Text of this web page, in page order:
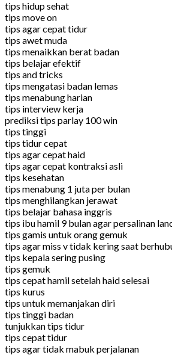
tips hidup sehat
tips move on
tips agar cepat tidur
tips awet muda
tips menaikkan berat badan
tips belajar efektif
tips and tricks
tips mengatasi badan lemas
tips menabung harian
tips interview kerja
prediksi tips parlay 100 win
tips tinggi
tips tidur cepat
tips agar cepat haid
tips agar cepat kontraksi asli
tips kesehatan
tips menabung 1 juta per bulan
tips menghilangkan jerawat
tips belajar bahasa inggris
tips ibu hamil 9 bulan agar persalinan
tips gamis untuk orang gemuk
tips agar miss v tidak kering saat
tips kepala sering pusing
tips gemuk
tips cepat hamil setelah haid selesai
tips kurus
tips untuk memanjakan diri
tips tinggi badan
tunjukkan tips tidur
tips cepat tidur
tips agar tidak mabuk perjalanan